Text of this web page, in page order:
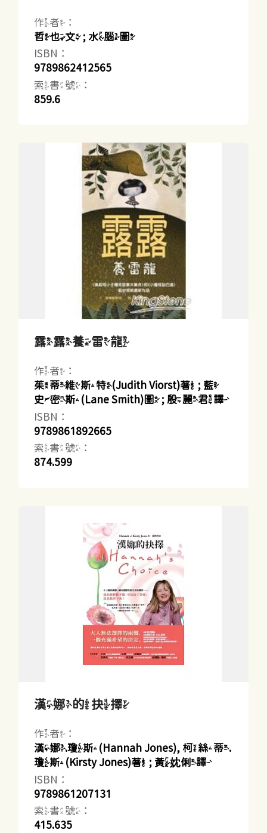
作者：
哲也文 ; 水腦圖
ISBN：
9789862412565
索書號：
859.6
露露養雷龍
作者：
茱蒂維斯特(Judith Viorst)著 ; 藍
史密斯(Lane Smith)圖 ; 殷麗君譯
ISBN：
9789861892665
索書號：
874.599
漢娜的抉擇
作者：
漢娜.瓊斯(Hannah Jones), 柯絲蒂.
瓊斯(Kirsty Jones)著 ; 黃妉俐譯
ISBN：
9789861207131
索書號：
415.635